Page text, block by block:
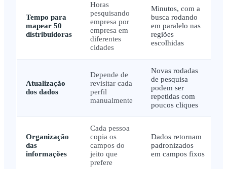
Tempo para
mapear 50
distribuidoras
Horas
pesquisando
empresa por
empresa em
diferentes
cidades
Minutos, com a
busca rodando
em paralelo nas
regiões
escolhidas
Atualização
dos dados
Depende de
revisitar cada
perfil
manualmente
Novas rodadas
de pesquisa
podem ser
repetidas com
poucos cliques
Organização
das
informações
Cada pessoa
copia os
campos do
jeito que
prefere
Dados retornam
padronizados
em campos fixos